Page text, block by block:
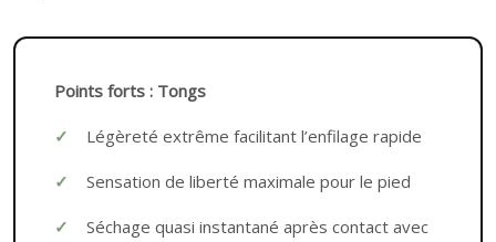
Points forts : Tongs
Légèreté extrême facilitant l’enfilage rapide
Sensation de liberté maximale pour le pied
Séchage quasi instantané après contact avec